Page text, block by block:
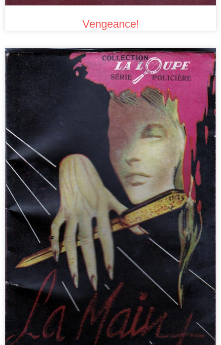
Vengeance!